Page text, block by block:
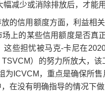
减少或消除排放后，才能
的信用额度方面，利益相
上的某些信用额度是否真
些担忧被马克-卡尼在
）的努力所放大，
为ICVCM，重点是确保所
在没有明确指导的情况下